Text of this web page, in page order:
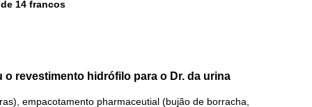
14 francos
revestimento hidrófilo para o Dr. da urina
empacotamento pharmaceutial (bujão de borracha,